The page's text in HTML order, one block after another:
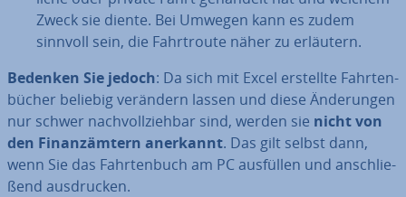
Zweck sie diente. Bei Umwegen kann es zudem
sinnvoll sein, die Fahrt­rou­te näher zu erläutern.
Bedenken Sie jedoch: Da sich mit Excel erstellte Fahr­ten­
bü­cher beliebig verändern lassen und diese Än­de­run­gen
nur schwer nach­voll­zieh­bar sind, werden sie nicht von
den Fi­nanz­äm­tern anerkannt. Das gilt selbst dann,
wenn Sie das Fahr­ten­buch am PC ausfüllen und an­schlie­
ßend aus­dru­cken.